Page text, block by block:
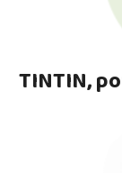
TINTIN,